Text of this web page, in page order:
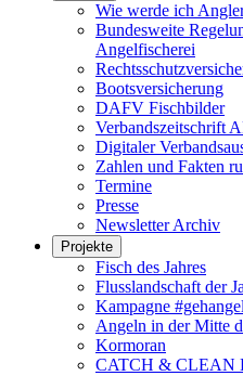
Wie werde ich
Bundesweite
Angelfischerei
Bootsversicherung
DAFV Fischbilder
Verbandszeitschrift
Digitaler
Zahlen und Fakten
Termine
Presse
Newsletter Archiv
Projekte
Fisch des Jahres
Flusslandschaft der
Kampagne
Angeln in der Mitte
Kormoran
CATCH & CLEAN